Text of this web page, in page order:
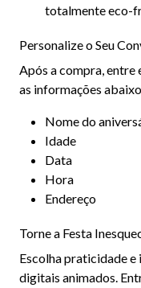
totalmente eco-
Personalize o Seu
Após a compra, entre
as informações
Nome do
Idade
Data
Hora
Endereço
Torne a Festa
Escolha praticidade e
digitais animados.